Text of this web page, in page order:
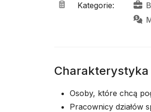
Kategorie:
Osoby, które chcą
Pracownicy działów